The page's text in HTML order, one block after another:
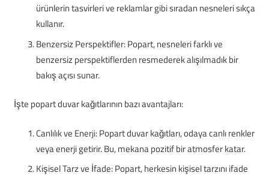
ürünlerin tasvirleri ve reklamlar gibi sıradan nesneleri sıkça
kullanır.
Benzersiz Perspektifler: Popart, nesneleri farklı ve
benzersiz perspektiflerden resmederek alışılmadık bir
bakış açısı sunar.
İşte popart duvar kağıtlarının bazı avantajları:
Canlılık ve Enerji: Popart duvar kağıtları, odaya canlı renkler
veya enerji getirir. Bu, mekana pozitif bir atmosfer katar.
Kişisel Tarz ve İfade: Popart, herkesin kişisel tarzını ifade